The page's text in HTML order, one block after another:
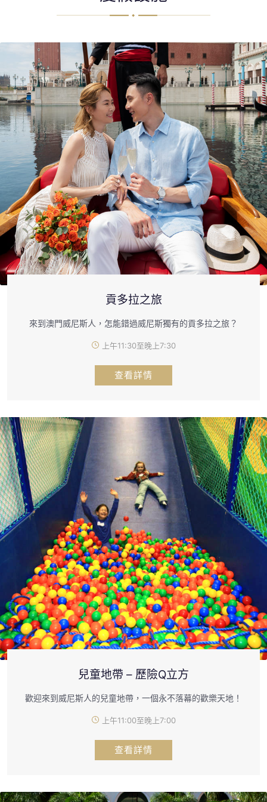
貢多拉之旅
來到澳門威尼斯人，怎能錯過威尼斯獨有的貢多拉之旅？
上午11:30至晚上7:30
查看詳情
兒童地帶 – 歷險Q立方
歡迎來到威尼斯人的兒童地帶，一個永不落幕的歡樂天地！
上午11:00至晚上7:00
查看詳情